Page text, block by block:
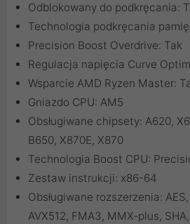
Odblokowany do podkręcania:
Technologia podkręcania
Precision Boost Overdrive: Tak
Regulacja napięcia Curve
Wsparcie AMD Ryzen Master:
Gniazdo CPU: AM5
Obsługiwane chipsety: A620,
B650, X870E, X870
Technologia Boost CPU:
Zestaw instrukcji: x86-64
Obsługiwane rozszerzenia:
AVX512, FMA3, MMX-plus,